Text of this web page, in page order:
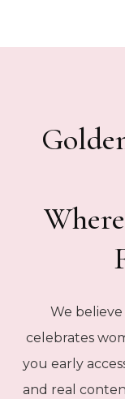
We
celebrates
you early
and real